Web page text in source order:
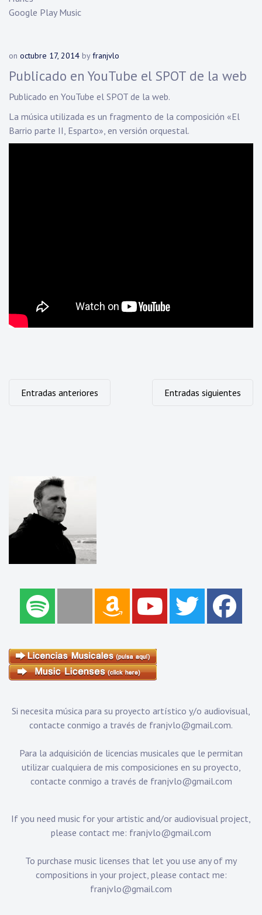
Google Play Music
on octubre 17, 2014 byfranjvlo
Publicado en YouTube el SPOT de la web
Publicado en YouTube el SPOT de la web.
La música utilizada es un fragmento de la composición «El
Barrio parte II, Esparto», en versión orquestal.
Navegación
Entradas anteriores Entradas siguientes
Si necesita música para su proyecto artístico y/o audiovisual,
contacte conmigo a través de franjvlo@gmail.com.
Para la adquisición de licencias musicales que le permitan
utilizar cualquiera de mis composiciones en su proyecto,
contacte conmigo a través de franjvlo@gmail.com
If you need music for your artistic and/or audiovisual project,
please contact me: franjvlo@gmail.com
To purchase music licenses that let you use any of my
compositions in your project, please contact me:
franjvlo@gmail.com